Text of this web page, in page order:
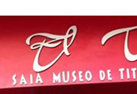
Para el
ha sido
Se deben llevar
cultural
por este concepto.